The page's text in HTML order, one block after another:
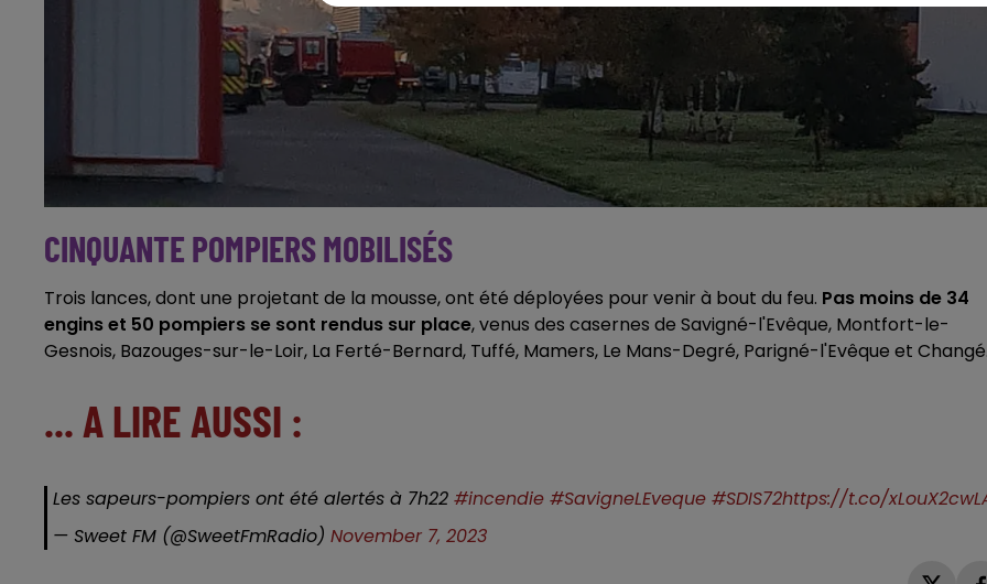
CINQUANTE POMPIERS MOBILISÉS
Trois lances, dont une projetant de la mousse, ont été déployées pour venir à bout du feu. Pas moins de 34
engins et 50 pompiers se sont rendus sur place, venus des casernes de Savigné-l'Evêque, Montfort-le-
Gesnois, Bazouges-sur-le-Loir, La Ferté-Bernard, Tuffé, Mamers, Le Mans-Degré, Parigné-l'Evêque et
... A LIRE AUSSI :
Les sapeurs-pompiers ont été alertés à 7h22 #incendie #SavigneLEveque #SDIS72https://t.co/
— Sweet FM (@SweetFmRadio) November 7, 2023